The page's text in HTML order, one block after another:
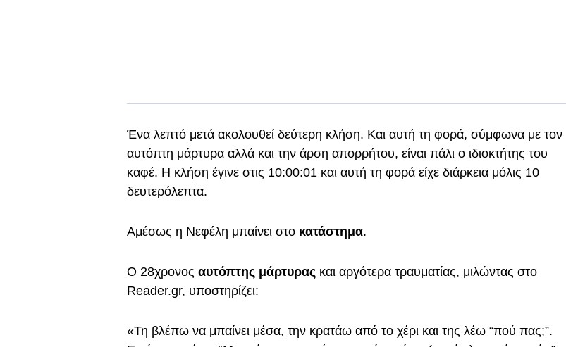
Ένα λεπτό μετά ακολουθεί δεύτερη κλήση. Και αυτή τη φορά, σύμφωνα με τον
αυτόπτη μάρτυρα αλλά και την άρση απορρήτου, είναι πάλι ο ιδιοκτήτης του
καφέ. Η κλήση έγινε στις 10:00:01 και αυτή τη φορά είχε διάρκεια μόλις 10
δευτερόλεπτα.
Αμέσως η Νεφέλη μπαίνει στο κατάστημα.
Ο 28χρονος αυτόπτης μάρτυρας και αργότερα τραυματίας, μιλώντας στο
Reader.gr, υποστηρίζει:
«Τη βλέπω να μπαίνει μέσα, την κρατάω από το χέρι και της λέω “πού πας;”.